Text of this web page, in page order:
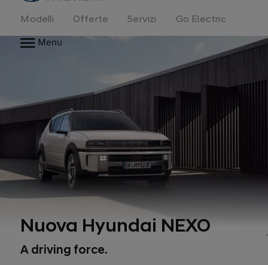
Modelli Offerte Servizi
Go Electric
Menu
Nuova Hyundai NEXO
A driving force.